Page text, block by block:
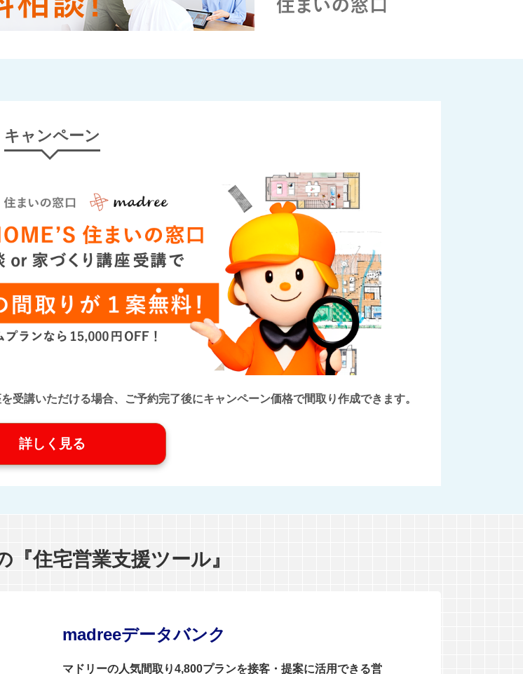
キャンペーン
受講いただける場合、ご予約完了後にキャンペーン価格で間取り作成できます。
詳しく見る
『住宅営業支援ツール』
madreeデータバンク
マドリーの人気間取り4,800プランを接客・提案に活用できる営